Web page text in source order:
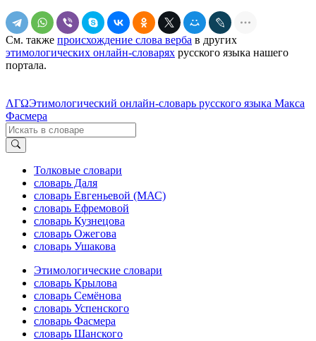
См. также происхождение слова верба в других
этимологических онлайн-словарях русского языка нашего
портала.
ΛΓΩЭтимологический онлайн-словарь русского языка Макса
Фасмера
Толковые словари
словарь Даля
словарь Евгеньевой (МАС)
словарь Ефремовой
словарь Кузнецова
словарь Ожегова
словарь Ушакова
Этимологические словари
словарь Крылова
словарь Семёнова
словарь Успенского
словарь Фасмера
словарь Шанского